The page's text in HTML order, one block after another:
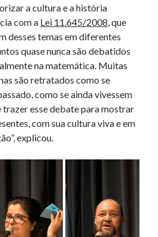
a cultura e a história
com a Lei 11.645/2008, que
desses temas em diferentes
quase nunca são debatidos
na matemática. Muitas
são retratados como se
como se ainda vivessem
esse debate para mostrar
com sua cultura viva e em
explicou.